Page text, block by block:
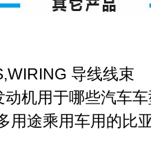
导线线束
机用于哪些汽车
用途乘用车用的比